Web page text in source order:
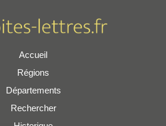
Accueil
Régions
Départements
Rechercher